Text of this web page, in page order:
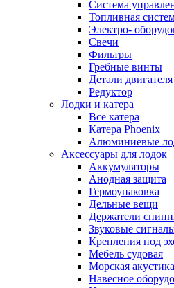
Система
Топливная
Электро-
Свечи
Фильтры
Гребные винты
Детали двигателя
Редуктор
Лодки и катера
Все катера
Катера Phoenix
Алюминиевые
Аксессуары для лодок
Аккумуляторы
Анодная защита
Гермоупаковка
Дельные вещи
Держатели
Звуковые
Крепления под
Мебель судовая
Морская
Навесное